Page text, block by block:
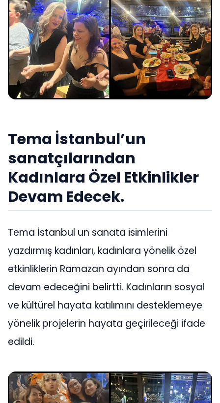
Tema İstanbul’un
sanatçılarından
Kadınlara Özel Etkinlikler
Devam Edecek.
Tema İstanbul un sanata isimlerini
yazdırmış kadınları, kadınlara yönelik özel
etkinliklerin Ramazan ayından sonra da
devam edeceğini belirtti. Kadınların sosyal
ve kültürel hayata katılımını desteklemeye
yönelik projelerin hayata geçirileceği ifade
edildi.